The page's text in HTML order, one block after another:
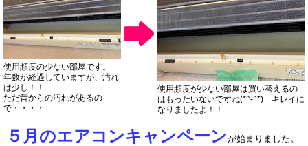
使用頻度の少ない部屋です。
年数が経過していますが、汚れ
は少し！！
ただ昔からの汚れがあるの
で・・・・
使用頻度が少ない部屋は買い替えるの
はもったいないですね(*^-^*) キレイに
なりましたよ！！
５月のエアコンキャンペーンが始まりました。